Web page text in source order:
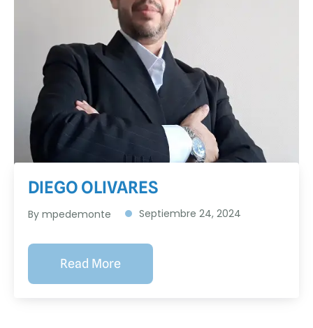
DIEGO OLIVARES
By mpedemonte Septiembre 24, 2024
Read More